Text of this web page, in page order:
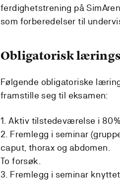
ferdighetstrening på
som forberedelser til
Obligatorisk
Følgende obligatoriske
framstille seg til eksamen:
1. Aktiv tilstedeværelse i
2. Fremlegg i seminar
caput, thorax og abdomen.
To forsøk.
3. Fremlegg i seminar